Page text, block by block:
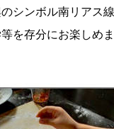
シンボル南リアス
を存分にお楽しめ